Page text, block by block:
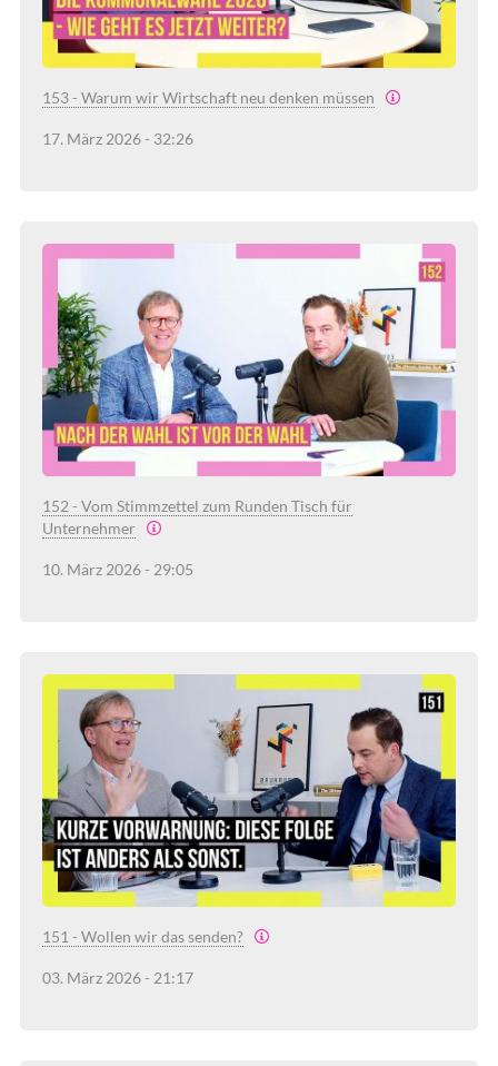
153 - Warum wir Wirtschaft neu denken müssen
17. März 2026 - 32:26
152 - Vom Stimmzettel zum Runden Tisch für
Unternehmer
10. März 2026 - 29:05
151 - Wollen wir das senden?
03. März 2026 - 21:17